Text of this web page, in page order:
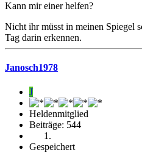
Kann mir einer helfen?
Nicht ihr müsst in meinen Spiegel
Tag darin erkennen.
Janosch1978
J
Heldenmitglied
Beiträge: 544
Gespeichert